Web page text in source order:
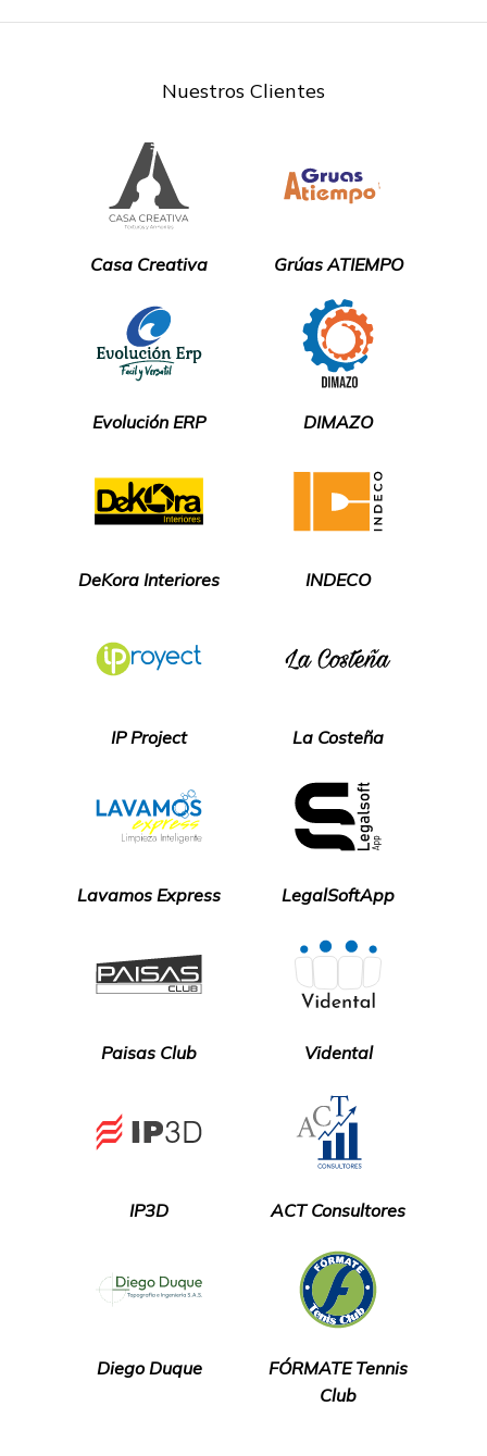
Nuestros Clientes
Casa Creativa Grúas ATIEMPO
Evolución ERP DIMAZO
DeKora Interiores INDECO
IP Project La Costeña
Lavamos Express LegalSoftApp
Paisas Club Vidental
IP3D ACT Consultores
Diego Duque
FÓRMATE Tennis
Club